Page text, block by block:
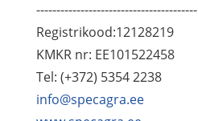
----------------------------------------
Registrikood:12128219
KMKR nr: EE101522458
Tel: (+372) 5354 2238
info@specagra.ee